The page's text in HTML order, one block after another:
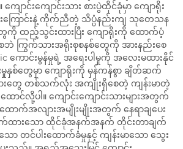
ာင်းကျောင်းသား စားပွဲထိုင်ခုံမှာ ကျောရိုး
ကြောင်းနဲ့ ကိုက်ညီတဲ့ သိပ္ပံနည်းကျ သုတေသန
ေကို ထည့်သွင်းထားပြီး ကျောရိုးကို ထောက်ပံ့
စေဘဲ ကြွက်သားအရိုးစုစနစ်တွေကို အားနည်းစေ
ကောင်းမွန်မှုရဲ့ အရေးပါမှုကို အလေးမထားနိုင်
းမှုနှစ်တွေမှာ ကျောရိုးကို မှန်ကန်စွာ ချိတ်ဆက်
သားတွေ တစ်သက်လုံး အကျိုးရှိစေတဲ့ ကျန်းမာတဲ့
လို့ပါ။ ကျောင်းကျောင်းသားများအတွက်
ထောက်အလျားအမျိုးမျိုးအတွက် နေရာချပေး
ထားသော ထိုင်ခုံအနက်အနက် တိုင်းတာချက်
သော တင်ပါးထောက်ခံမှုနှင့် ကျန်းမာသော သွေး